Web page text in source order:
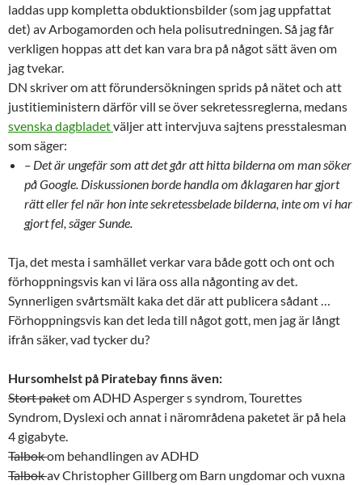
laddas upp kompletta obduktionsbilder (som jag uppfattat
det) av Arbogamorden och hela polisutredningen. Så jag får
verkligen hoppas att det kan vara bra på något sätt även om
jag tvekar.
DN skriver om att förundersökningen sprids på nätet och att
justitieministern därför vill se över sekretessreglerna, medans
svenska dagbladetväljer att intervjuva sajtens presstalesman
som säger:
– Det är ungefär som att det går att hitta bilderna om man söker
på Google. Diskussionen borde handla om åklagaren har gjort
rätt eller fel när hon inte sekretessbelade bilderna, inte om vi har
gjort fel, säger Sunde.
Tja, det mesta i samhället verkar vara både gott och ont och
förhoppningsvis kan vi lära oss alla någonting av det.
Synnerligen svårtsmält kaka det där att publicera sådant …
Förhoppningsvis kan det leda till något gott, men jag är långt
ifrån säker, vad tycker du?
Hursomhelst på Piratebay finns även:
Stort paketom ADHD Asperger s syndrom, Tourettes
Syndrom, Dyslexi och annat i närområdena paketet är på hela
4 gigabyte.
Talbokom behandlingen av ADHD
Talbokav Christopher Gillberg om Barn ungdomar och vuxna